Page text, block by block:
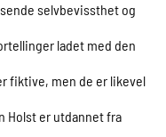
selvbevissthet og
ladet med den
fiktive, men de er likevel
Holst er utdannet fra